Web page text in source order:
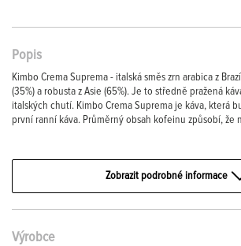
Popis
Kimbo Crema Suprema - italská směs zrn arabica z
(35%) a robusta z Asie (65%). Je to středně pražená
italských chutí. Kimbo Crema Suprema je káva, která
první ranní káva. Průměrný obsah kofeinu způsobí, že
Zobrazit podrobné informace
Výrobce